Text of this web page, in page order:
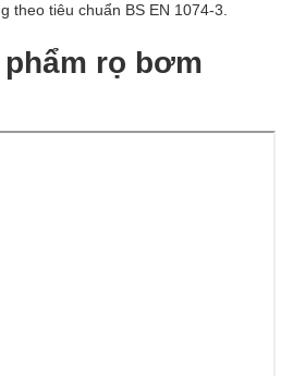
theo tiêu chuẩn BS EN 1074-3.
rọ bơm